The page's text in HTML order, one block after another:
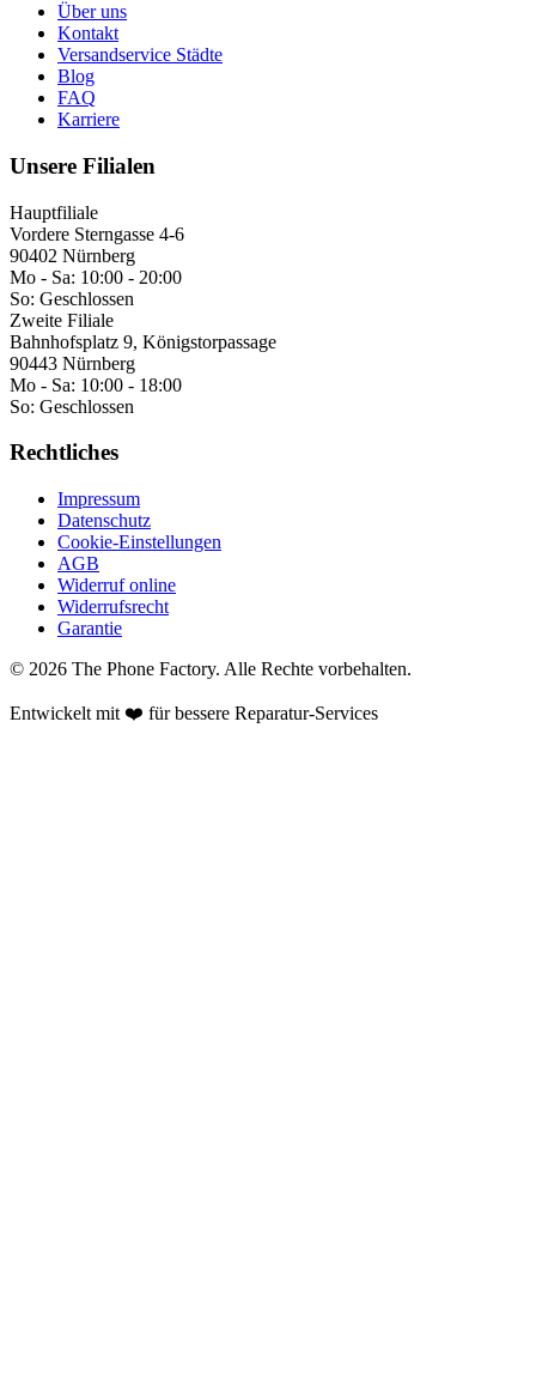
Über uns
Kontakt
Versandservice Städte
Blog
FAQ
Karriere
Unsere Filialen
Hauptfiliale
Vordere Sterngasse 4-6
90402 Nürnberg
Mo - Sa: 10:00 - 20:00
So: Geschlossen
Zweite Filiale
Bahnhofsplatz 9, Königstorpassage
90443 Nürnberg
Mo - Sa: 10:00 - 18:00
So: Geschlossen
Rechtliches
Impressum
Datenschutz
Cookie-Einstellungen
AGB
Widerruf online
Widerrufsrecht
Garantie
© 2026 The Phone Factory. Alle Rechte vorbehalten.
Entwickelt mit ❤️ für bessere Reparatur-Services